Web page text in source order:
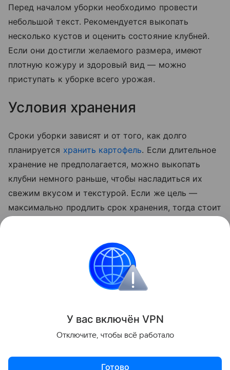
Перед началом уборки необходимо провести
небольшой текст. Рекомендуется выкопать
несколько кустов и оценить состояние клубней.
Если они достигли желаемого размера, имеют
плотную кожуру и здоровый вид — можно
приступать к уборке всего урожая.
Условия хранения
Сроки уборки зависят и от того, как долго
планируется хранить картофель. Если длительное
хранение не предполагается, можно выкопать
клубни немного раньше, чтобы насладиться их
свежим вкусом и текстурой. Если же цель —
максимально продлить срок хранения, тогда стоит
сохраняя свои питательные свойства в течение
У вас включён VPN
Отключите, чтобы всё работало
Готово